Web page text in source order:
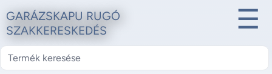
GARÁZSKAPU RUGÓ
SZAKKERESKEDÉS
☰